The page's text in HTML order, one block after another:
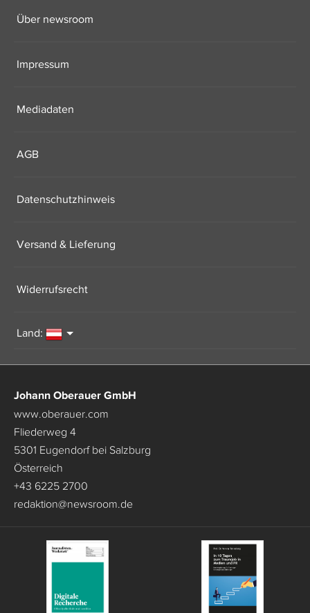
Über newsroom
Impressum
Mediadaten
AGB
Datenschutzhinweis
Versand & Lieferung
Widerrufsrecht
Land:
Johann Oberauer GmbH
www.oberauer.com
Fliederweg 4
5301 Eugendorf bei Salzburg
Österreich
+43 6225 2700
redaktion@newsroom.de